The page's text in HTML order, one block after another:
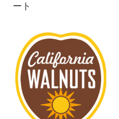
ート